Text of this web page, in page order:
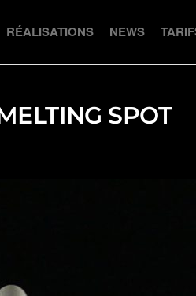
RÉALISATIONS NEWS
SPOT